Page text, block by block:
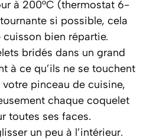
à 200°C (thermostat 6-
si possible, cela
bien répartie.
bridés dans un grand
à ce qu’ils ne se touchent
votre pinceau de cuisine,
chaque coquelet
toutes ses faces.
un peu à l’intérieur.